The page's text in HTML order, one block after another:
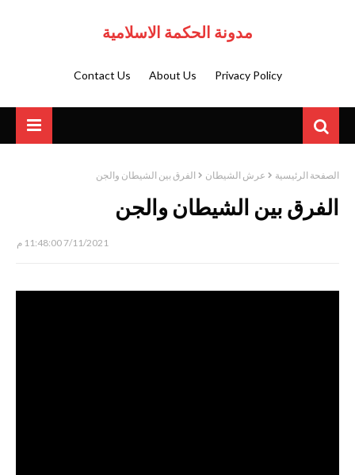
مدونة الحكمة الاسلامية
Privacy Policy
About Us
Contact Us
الصفحة الرئيسية عرش الشيطان الفرق بين الشيطان والجن
الفرق بين الشيطان والجن
7/11/2021 11:48:00 م